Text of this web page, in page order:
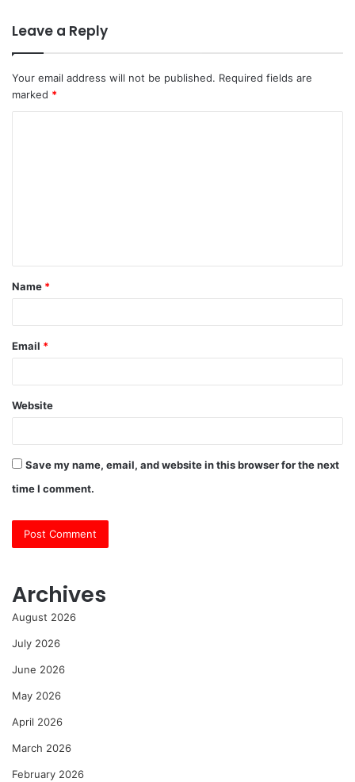
Leave a Reply
Your email address will not be published. Required fields are
marked *
t
*
Name *
Email *
Website
Save my name, email, and website in this browser for the next
time I comment.
Archives
August 2026
July 2026
June 2026
May 2026
April 2026
March 2026
February 2026